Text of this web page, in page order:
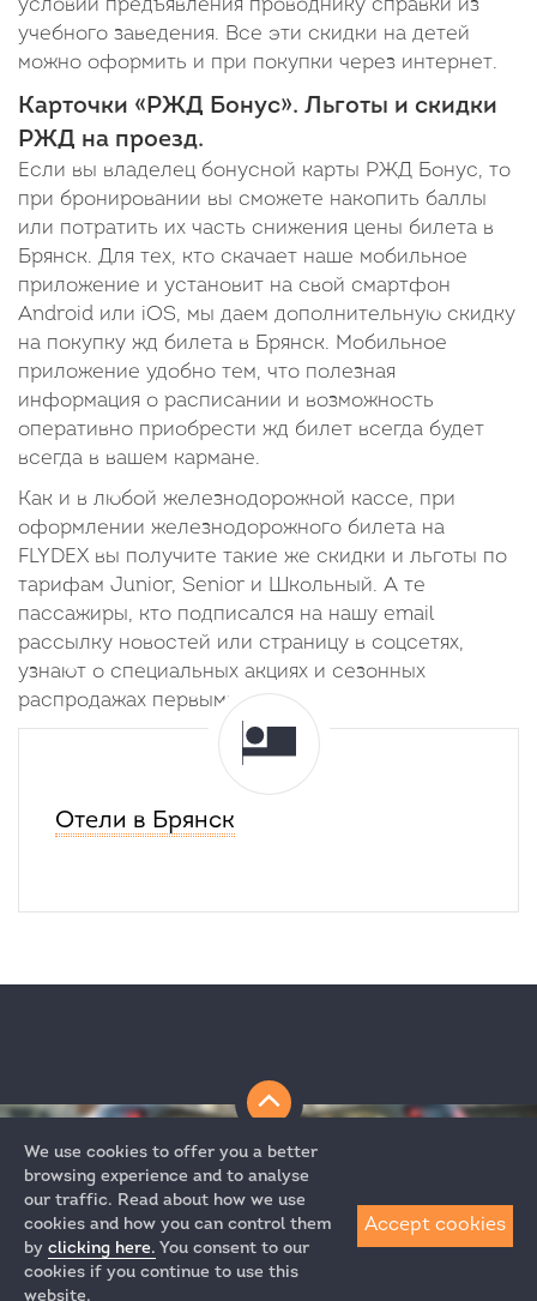
условии предъявления проводнику справки из
учебного заведения. Все эти скидки на детей
можно оформить и при покупки через интернет.
Карточки «РЖД Бонус». Льготы и скидки
РЖД на проезд.
Если вы владелец бонусной карты РЖД Бонус, то
при бронировании вы сможете накопить баллы
или потратить их часть снижения цены билета в
Брянск. Для тех, кто скачает наше мобильное
приложение и установит на свой смартфон
Android или iOS, мы даем дополнительную скидку
на покупку жд билета в Брянск. Мобильное
приложение удобно тем, что полезная
информация о расписании и возможность
оперативно приобрести жд билет всегда будет
всегда в вашем кармане.
Как и в любой железнодорожной кассе, при
оформлении железнодорожного билета на
FLYDEX вы получите такие же скидки и льготы по
тарифам Junior, Senior и Школьный. А те
пассажиры, кто подписался на нашу email
рассылку новостей или страницу в соцсетях,
узнают о специальных акциях и сезонных
распродажах первыми.
Отели в Брянск
+7 (812) 313-64-52
We use cookies to offer you a better
browsing experience and to analyse
our traffic. Read about how we use
cookies and how you can control them
by clicking here. You consent to our
cookies if you continue to use this
website.
Accept cookies